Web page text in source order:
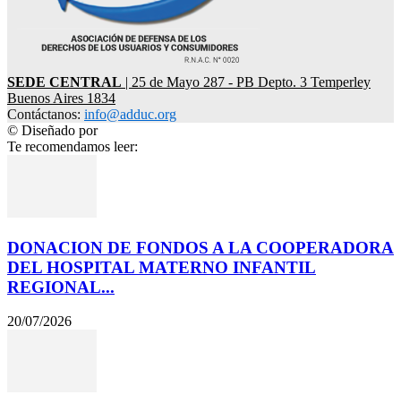
SEDE CENTRAL | 25 de Mayo 287 - PB Depto. 3 Temperley
Buenos Aires 1834
Contáctanos: info@adduc.org
© Diseñado por
Te recomendamos leer:
DONACION DE FONDOS A LA COOPERADORA
DEL HOSPITAL MATERNO INFANTIL
REGIONAL...
20/07/2026